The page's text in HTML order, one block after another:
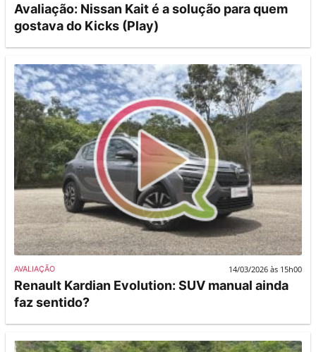
Avaliação: Nissan Kait é a solução para quem
gostava do Kicks (Play)
AVALIAÇÃO 14/03/2026 às 15h00
Renault Kardian Evolution: SUV manual ainda
faz sentido?